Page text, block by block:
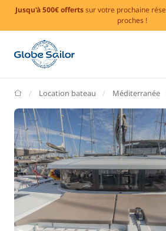
Jusqu'à 500€ offertssur votre prochaine
proches !
GlobeSailor
Location bateau Méditerranée